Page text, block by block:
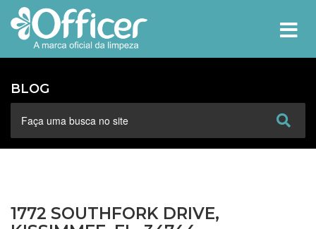
BLOG
1772 SOUTHFORK DRIVE,